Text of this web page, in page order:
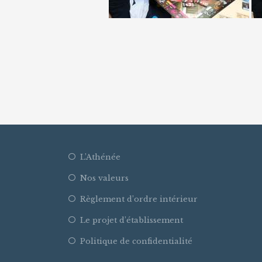
L’Athénée
Nos valeurs
Règlement d’ordre intérieur
Le projet d’établissement
Politique de confidentialité